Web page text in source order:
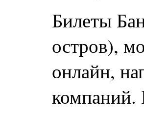
Билеты
остров),
онлайн,